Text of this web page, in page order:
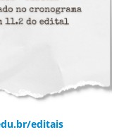
editais